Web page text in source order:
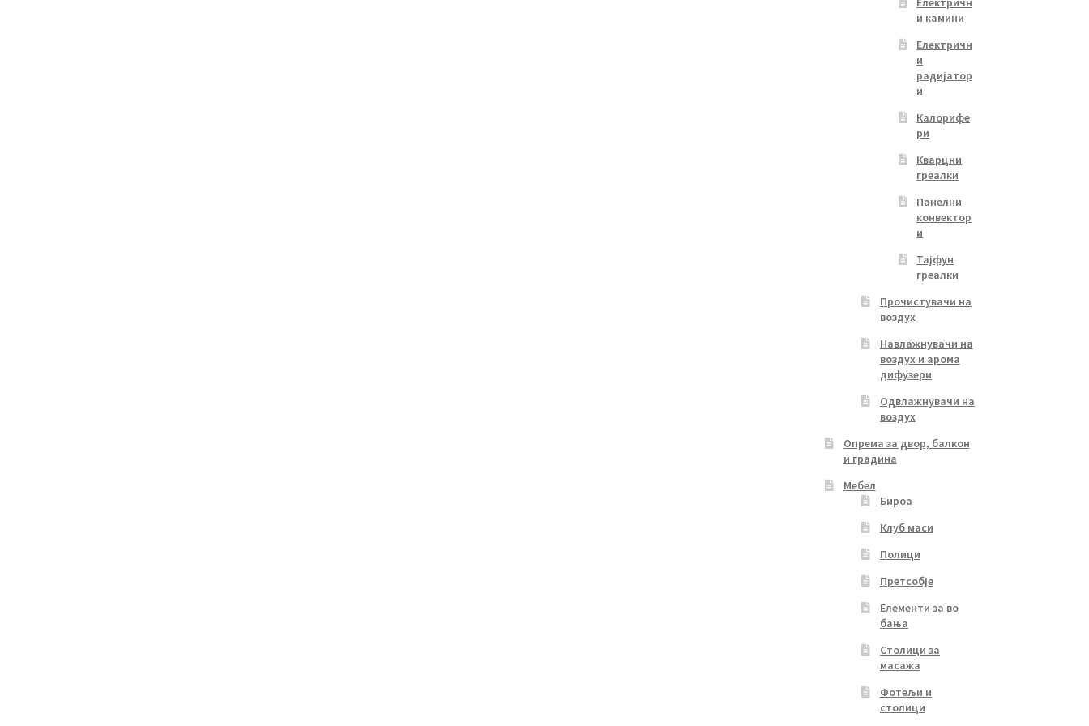
и камини
Електричн
и
радијатор
и
Калорифе
ри
Кварцни
греалки
Панелни
конвектор
и
Тајфун
греалки
Прочистувачи на
воздух
Навлажнувачи на
воздух и арома
дифузери
Одвлажнувачи на
воздух
Опрема за двор, балкон
и градина
Мебел
Бироа
Клуб маси
Полици
Претсобје
Елементи за во
бања
Столици за
масажа
Фотељи и
столици